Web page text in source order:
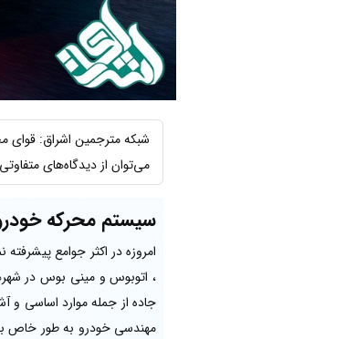
شبکه مترجمین اشراق: قوای
می‌توان از دیدگاه‌های
سیستم محرکه
امروزه در اکثر جوامع
، اتوبوس و مینی بوس در
جاده از جمله موارد اساسی و
مهندسی خودرو به طور خاص با